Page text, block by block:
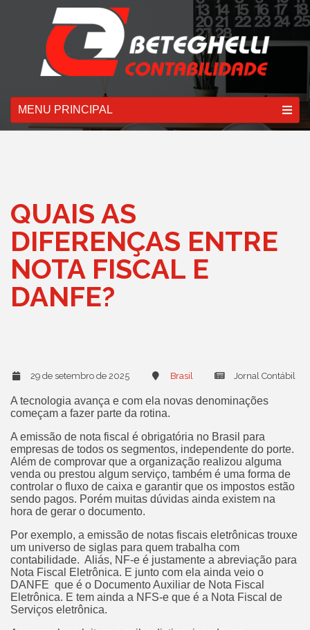
MENU PRINCIPAL
QUAIS AS
DIFERENÇAS ENTRE
NOTA FISCAL E
DANFE?
29 de setembro de 2025 Brasil Jornal Contábil
A tecnologia avança e com ela novas denominações
começam a fazer parte da rotina.
A emissão de nota fiscal é obrigatória no Brasil para
empresas de todos os segmentos, independente do porte.
Além de comprovar que a organização realizou alguma
venda ou prestou algum serviço, também é uma forma de
controlar o fluxo de caixa e garantir que os impostos estão
sendo pagos. Porém muitas dúvidas ainda existem na
hora de gerar o documento.
Por exemplo, a emissão de notas fiscais eletrônicas trouxe
um universo de siglas para quem trabalha com
contabilidade. Aliás, NF-e é justamente a abreviação para
Nota Fiscal Eletrônica. E junto com ela ainda veio o
DANFE que é o Documento Auxiliar de Nota Fiscal
Eletrônica. E tem ainda a NFS-e que é a Nota Fiscal de
Serviços eletrônica.